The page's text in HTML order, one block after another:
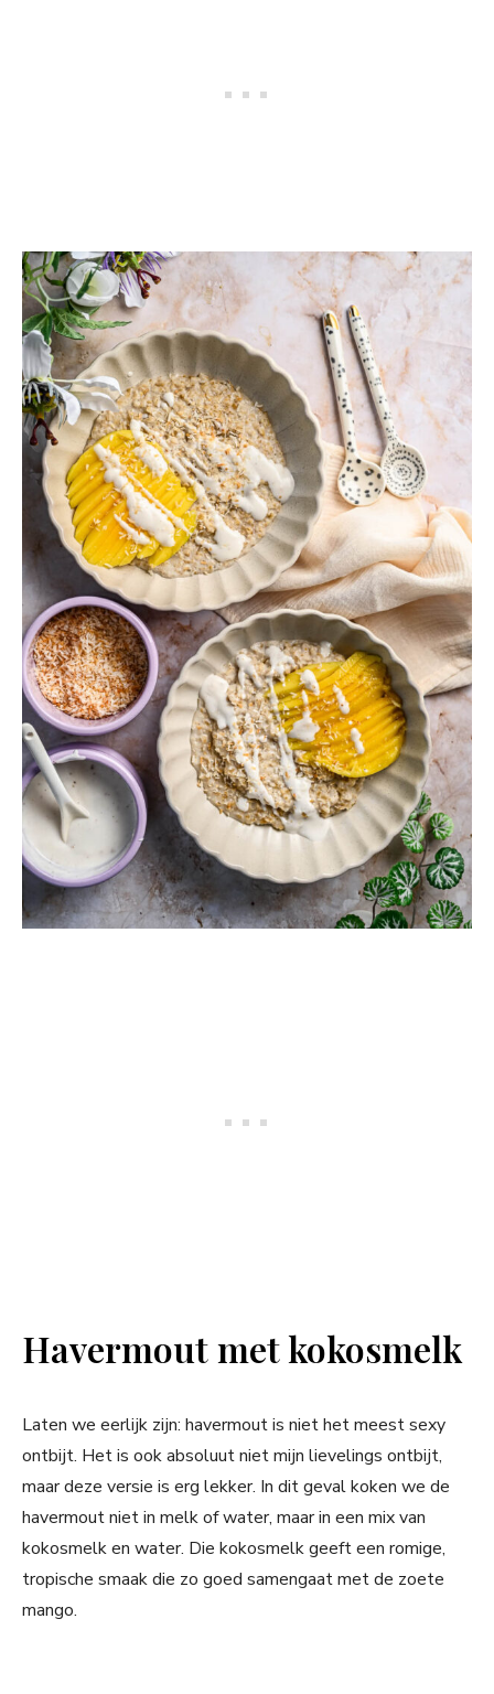
Havermout met kokosmelk
Laten we eerlijk zijn: havermout is niet het meest sexy
ontbijt. Het is ook absoluut niet mijn lievelings ontbijt,
maar deze versie is erg lekker. In dit geval koken we de
havermout niet in melk of water, maar in een mix van
kokosmelk en water. Die kokosmelk geeft een romige,
tropische smaak die zo goed samengaat met de zoete
mango.